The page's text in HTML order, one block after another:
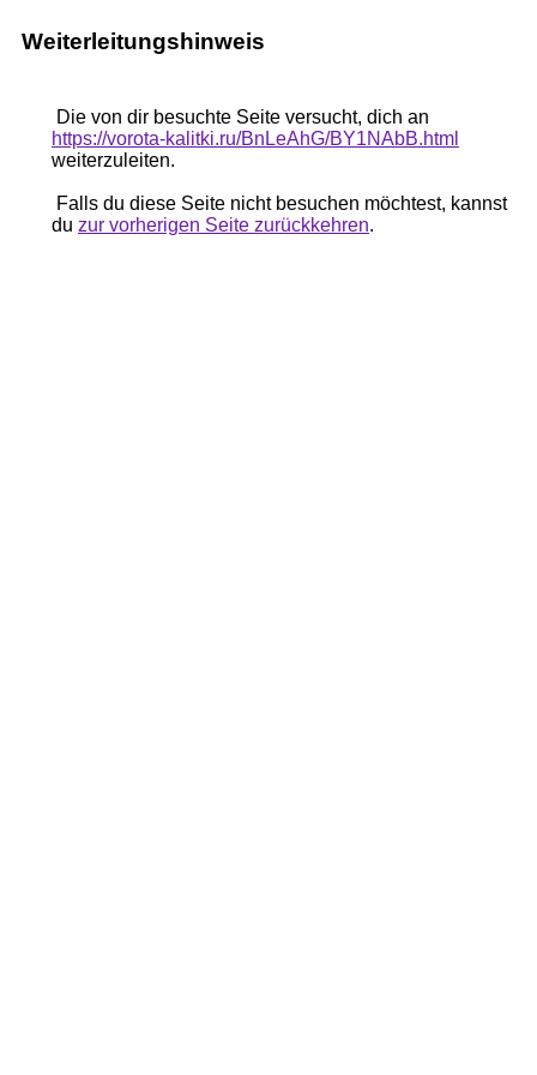
Weiterleitungshinweis
Die von dir besuchte Seite versucht, dich an
https://vorota-kalitki.ru/BnLeAhG/BY1NAbB.html
weiterzuleiten.
Falls du diese Seite nicht besuchen möchtest, kannst
du zur vorherigen Seite zurückkehren.